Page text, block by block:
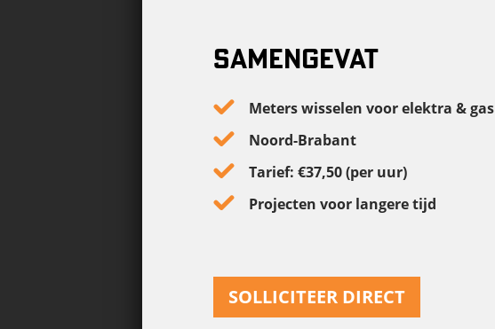
SAMENGEVAT
Meters wisselen voor elektra & gas
Noord-Brabant
Tarief: €37,50 (per uur)
Projecten voor langere tijd
SOLLICITEER DIRECT